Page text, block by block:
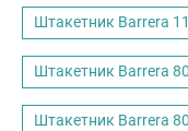
Штакетник Barrera
Штакетник Barrera
Штакетник Barrera